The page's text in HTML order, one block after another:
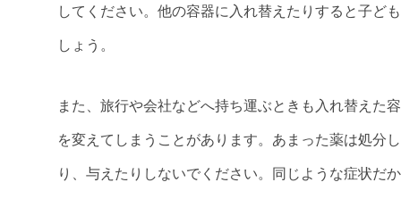
してください。他の容器に入れ替えたりすると子ど
しょう。
また、旅行や会社などへ持ち運ぶときも入れ替えた
を変えてしまうことがあります。あまった薬は処分
り、与えたりしないでください。同じような症状だ